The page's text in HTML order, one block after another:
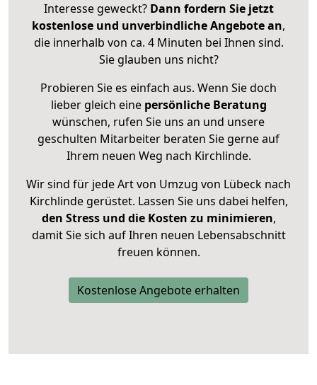
Interesse geweckt? Dann fordern Sie jetzt
kostenlose und unverbindliche Angebote an,
die innerhalb von ca. 4 Minuten bei Ihnen sind.
Sie glauben uns nicht?
Probieren Sie es einfach aus. Wenn Sie doch
lieber gleich eine persönliche Beratung
wünschen, rufen Sie uns an und unsere
geschulten Mitarbeiter beraten Sie gerne auf
Ihrem neuen Weg nach Kirchlinde.
Wir sind für jede Art von Umzug von Lübeck nach
Kirchlinde gerüstet. Lassen Sie uns dabei helfen,
den Stress und die Kosten zu minimieren,
damit Sie sich auf Ihren neuen Lebensabschnitt
freuen können.
Kostenlose Angebote erhalten